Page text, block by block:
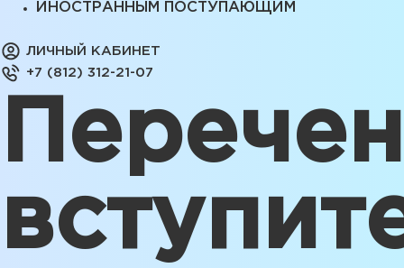
ИНОСТРАННЫМ ПОСТУПАЮЩИМ
ЛИЧНЫЙ КАБИНЕТ
+7 (812) 312-21-07